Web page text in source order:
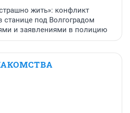
жить»: конфликт
станице под Волгоградом
и заявлениями в полицию